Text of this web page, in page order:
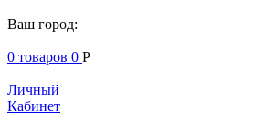
Ваш город:
0 товаров 0 Р
Личный
Кабинет